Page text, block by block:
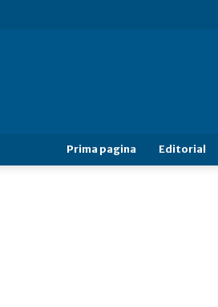
Prima pagina Editorial